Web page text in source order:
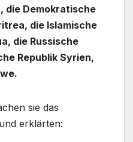
die Demokratische
die Islamische
die Russische
Republik Syrien,
sie das
und erklärten: